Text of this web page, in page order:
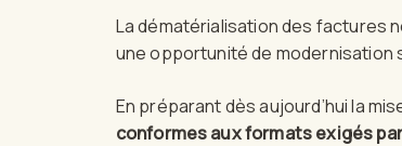
La dématérialisation des factures
une opportunité de
En préparant dès aujourd’hui la
conformes aux formats exigés